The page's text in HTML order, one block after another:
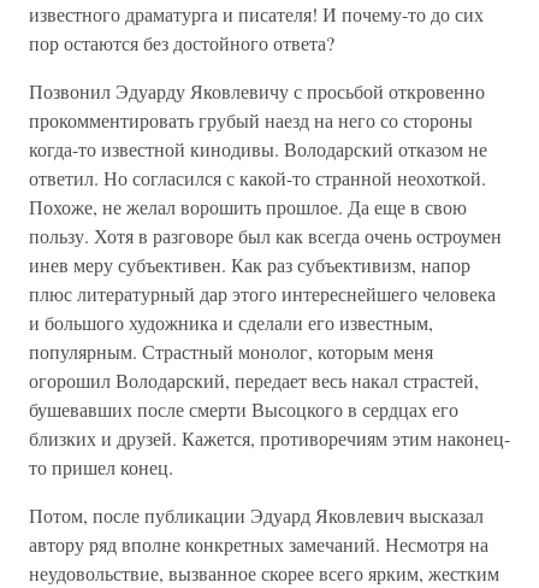
известного драматурга и писателя! И почему-то до сих
пор остаются без достойного ответа?
Позвонил Эдуарду Яковлевичу с просьбой откровенно
прокомментировать грубый наезд на него со стороны
когда-то известной кинодивы. Володарский отказом не
ответил. Но согласился с какой-то странной неохоткой.
Похоже, не желал ворошить прошлое. Да еще в свою
пользу. Хотя в разговоре был как всегда очень остроумен
инев меру субъективен. Как раз субъективизм, напор
плюс литературный дар этого интереснейшего человека
и большого художника и сделали его известным,
популярным. Страстный монолог, которым меня
огорошил Володарский, передает весь накал страстей,
бушевавших после смерти Высоцкого в сердцах его
близких и друзей. Кажется, противоречиям этим наконец-
то пришел конец.
Потом, после публикации Эдуард Яковлевич высказал
автору ряд вполне конкретных замечаний. Несмотря на
неудовольствие, вызванное скорее всего ярким, жестким